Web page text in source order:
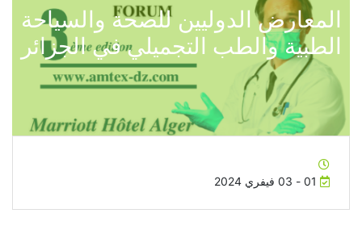
المعارض الدوليين للصحة والسياحة
الطبية والطب التجميلي في الجزائر
01 - 03 فيفري 2024